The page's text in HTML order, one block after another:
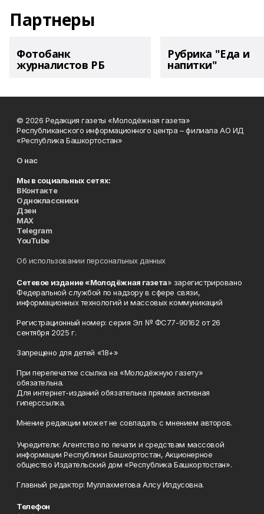
Партнеры
Фотобанк
журналистов РБ
Рубрика "Еда и
напитки"
© 2026 Редакция газеты «Молодёжная газета»
Республиканского информационного центра – филиала АО ИД
«Республика Башкортостан»
О нас
Мы в социальных сетях:
ВКонтакте
Одноклассники
Дзен
MAX
Telegram
YouTube
Об использовании персональных данных
Сетевое издание «Молодёжная газета» зарегистрировано
Федеральной службой по надзору в сфере связи,
информационных технологий и массовых коммуникаций
Регистрационный номер: серия Эл № ФС77-90162 от 26
сентября 2025 г.
Запрещено для детей «18+»
При перепечатке ссылка на «Молодёжную газету»
обязательна.
Для интернет-изданий обязательна прямая активная
гиперссылка.
Мнение редакции может не совпадать с мнением авторов.
Учредители: Агентство по печати и средствам массовой
информации Республики Башкортостан, Акционерное
общество Издательский дом «Республика Башкортостан».
Главный редактор: Муллахметова Алсу Илдусовна.
Телефон